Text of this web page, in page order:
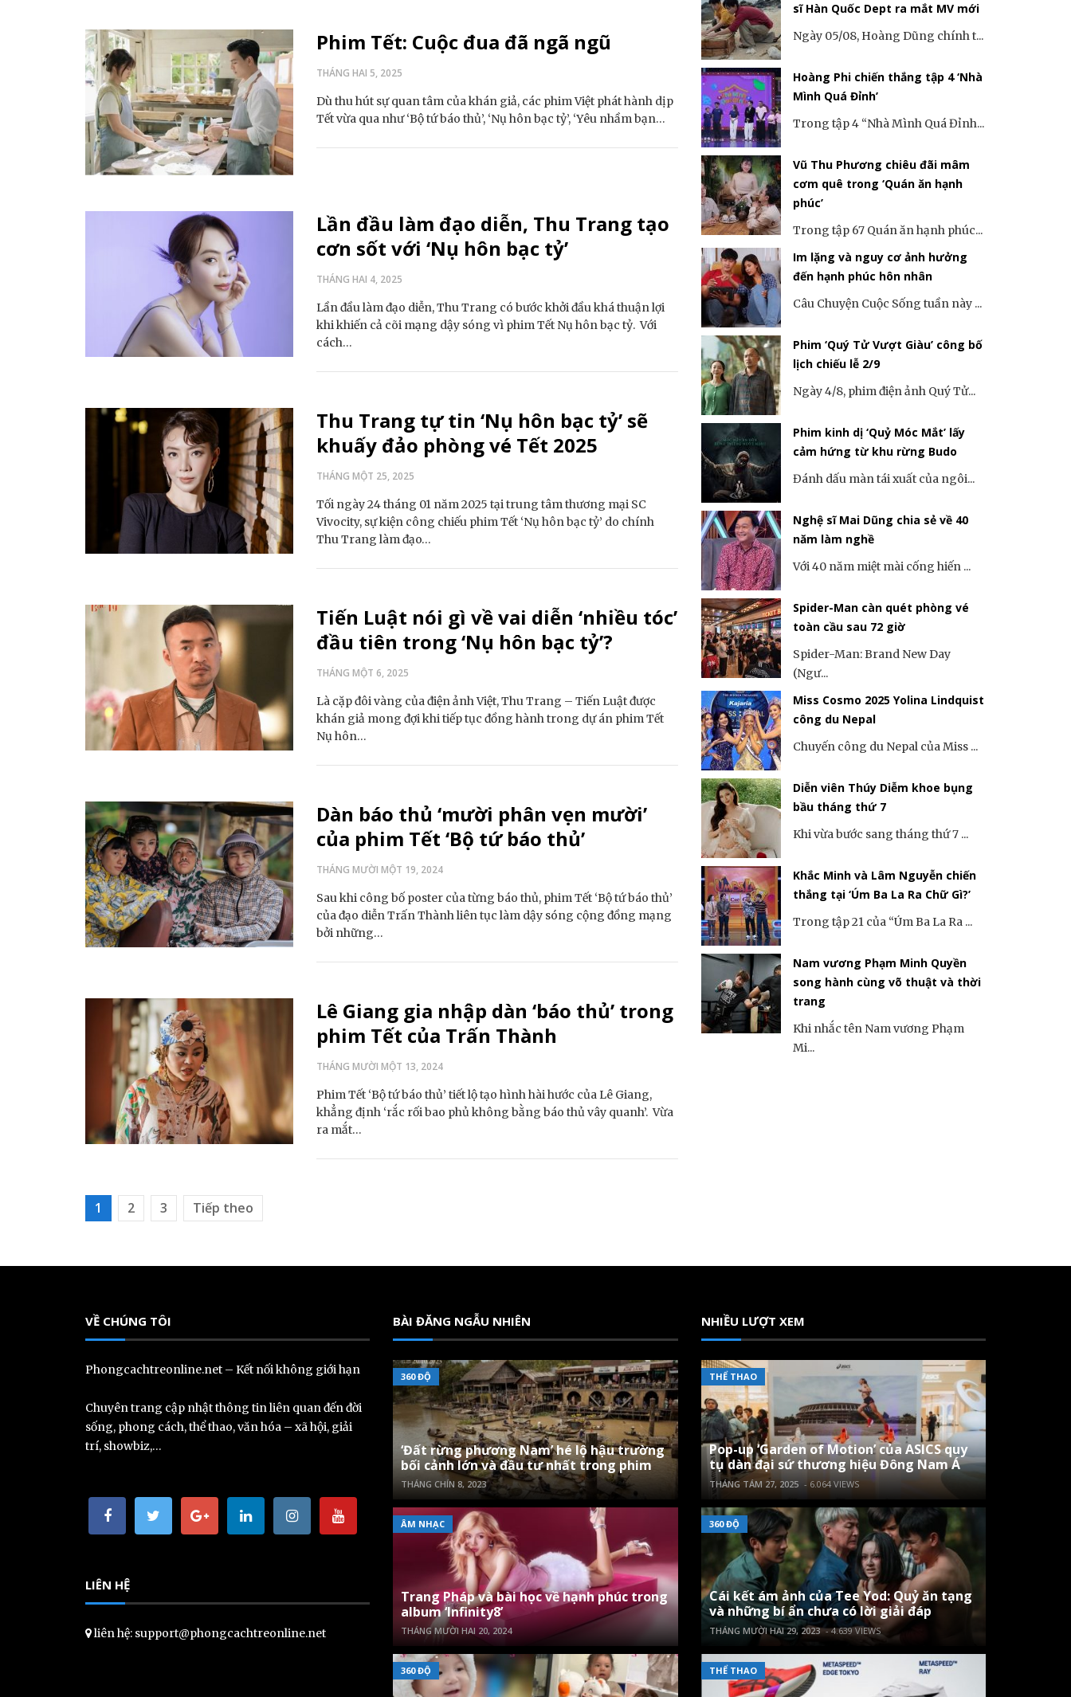
Phim Tết: Cuộc đua đã ngã ngũ
THÁNG HAI 5, 2025
Dù thu hút sự quan tâm của khán giả, các phim Việt phát hành dịp
Tết vừa qua như ‘Bộ tứ báo thủ’, ‘Nụ hôn bạc tỷ’, ‘Yêu nhầm bạn…
Lần đầu làm đạo diễn, Thu Trang tạo
cơn sốt với ‘Nụ hôn bạc tỷ’
THÁNG HAI 4, 2025
Lần đầu làm đạo diễn, Thu Trang có bước khởi đầu khá thuận lợi
khi khiến cả cõi mạng dậy sóng vì phim Tết Nụ hôn bạc tỷ. Với
cách…
Thu Trang tự tin ‘Nụ hôn bạc tỷ’ sẽ
khuấy đảo phòng vé Tết 2025
THÁNG MỘT 25, 2025
Tối ngày 24 tháng 01 năm 2025 tại trung tâm thương mại SC
Vivocity, sự kiện công chiếu phim Tết ‘Nụ hôn bạc tỷ’ do chính
Thu Trang làm đạo…
Tiến Luật nói gì về vai diễn ‘nhiều tóc’
đầu tiên trong ‘Nụ hôn bạc tỷ’?
THÁNG MỘT 6, 2025
Là cặp đôi vàng của điện ảnh Việt, Thu Trang – Tiến Luật được
khán giả mong đợi khi tiếp tục đồng hành trong dự án phim Tết
Nụ hôn…
Dàn báo thủ ‘mười phân vẹn mười’
của phim Tết ‘Bộ tứ báo thủ’
THÁNG MƯỜI MỘT 19, 2024
Sau khi công bố poster của từng báo thủ, phim Tết ‘Bộ tứ báo thủ’
của đạo diễn Trấn Thành liên tục làm dậy sóng cộng đồng mạng
bởi những…
Lê Giang gia nhập dàn ‘báo thủ’ trong
phim Tết của Trấn Thành
THÁNG MƯỜI MỘT 13, 2024
Phim Tết ‘Bộ tứ báo thủ’ tiết lộ tạo hình hài hước của Lê Giang,
khẳng định ‘rắc rối bao phủ không bằng báo thủ vây quanh’. Vừa
ra mắt…
Điều hướng bài viết
1 2 3 Tiếp theo
sĩ Hàn Quốc Dept ra mắt MV mới
Ngày 05/08, Hoàng Dũng chính t...
Hoàng Phi chiến thắng tập 4 ‘Nhà
Mình Quá Đỉnh’
Trong tập 4 “Nhà Mình Quá Đỉnh...
Vũ Thu Phương chiêu đãi mâm
cơm quê trong ‘Quán ăn hạnh
phúc’
Trong tập 67 Quán ăn hạnh phúc...
Im lặng và nguy cơ ảnh hưởng
đến hạnh phúc hôn nhân
Câu Chuyện Cuộc Sống tuần này ...
Phim ‘Quý Tử Vượt Giàu’ công bố
lịch chiếu lễ 2/9
Ngày 4/8, phim điện ảnh Quý Tử...
Phim kinh dị ‘Quỷ Móc Mắt’ lấy
cảm hứng từ khu rừng Budo
Đánh dấu màn tái xuất của ngôi...
Nghệ sĩ Mai Dũng chia sẻ về 40
năm làm nghề
Với 40 năm miệt mài cống hiến ...
Spider-Man càn quét phòng vé
toàn cầu sau 72 giờ
Spider-Man: Brand New Day
(Ngư...
Miss Cosmo 2025 Yolina Lindquist
công du Nepal
Chuyến công du Nepal của Miss ...
Diễn viên Thúy Diễm khoe bụng
bầu tháng thứ 7
Khi vừa bước sang tháng thứ 7 ...
Khắc Minh và Lâm Nguyễn chiến
thắng tại ‘Úm Ba La Ra Chữ Gì?’
Trong tập 21 của “Úm Ba La Ra ...
Nam vương Phạm Minh Quyền
song hành cùng võ thuật và thời
trang
Khi nhắc tên Nam vương Phạm
Mi...
VỀ CHÚNG TÔI
Phongcachtreonline.net – Kết nối không giới hạn
Chuyên trang cập nhật thông tin liên quan đến đời
sống, phong cách, thể thao, văn hóa – xã hội, giải
trí, showbiz,…
LIÊN HỆ
liên hệ: support@phongcachtreonline.net
BÀI ĐĂNG NGẪU NHIÊN
360 ĐỘ
‘Đất rừng phương Nam’ hé lộ hậu trường
bối cảnh lớn và đầu tư nhất trong phim
THÁNG CHÍN 8, 2023
ÂM NHẠC
Trang Pháp và bài học về hạnh phúc trong
album ‘Infinity8’
THÁNG MƯỜI HAI 20, 2024
360 ĐỘ
NHIỀU LƯỢT XEM
THỂ THAO
Pop-up ‘Garden of Motion’ của ASICS quy
tụ dàn đại sứ thương hiệu Đông Nam Á
THÁNG TÁM 27, 2025 - 6.064 VIEWS
360 ĐỘ
Cái kết ám ảnh của Tee Yod: Quỷ ăn tạng
và những bí ẩn chưa có lời giải đáp
THÁNG MƯỜI HAI 29, 2023 - 4.639 VIEWS
THỂ THAO